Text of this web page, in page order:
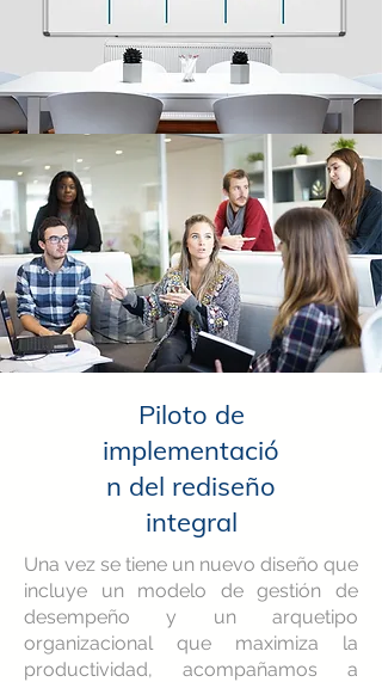
Piloto de
implementació
n del rediseño
integral
Una vez se tiene un nuevo diseño que
incluye un modelo de gestión de
desempeño y un arquetipo
organizacional que maximiza la
productividad, acompañamos a